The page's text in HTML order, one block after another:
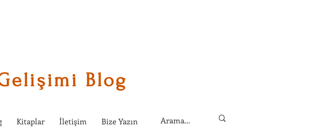
Blog
Kitaplar İletişim Bize Yazın